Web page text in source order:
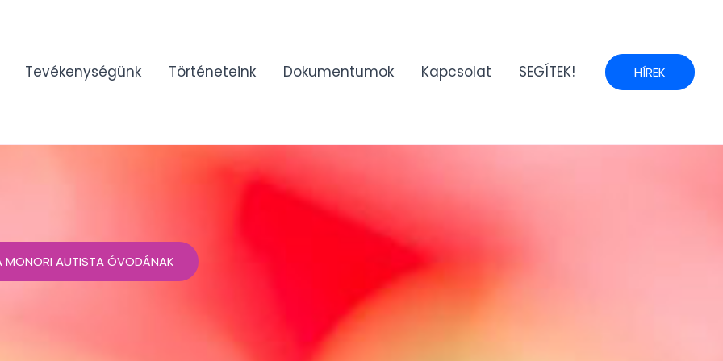
Tevékenységünk Történeteink Dokumentumok Kapcsolat SEGÍTEK! HÍREK
MONORI AUTISTA ÓVODÁNAK